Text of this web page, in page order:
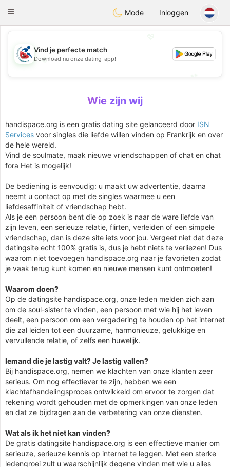
Handi Space
Toggle
Mode Inloggen
💖
💕
Vind je perfecte match
Download nu onze dating-app!
Wie zijn wij
handispace.org is een gratis dating site gelanceerd door ISN
Services voor singles die liefde willen vinden op Frankrijk en over
de hele wereld.
Vind de soulmate, maak nieuwe vriendschappen of chat en chat
fora Het is mogelijk!
De bediening is eenvoudig: u maakt uw advertentie, daarna
neemt u contact op met de singles waarmee u een
liefdesaffiniteit of vriendschap hebt.
Als je een persoon bent die op zoek is naar de ware liefde van
zijn leven, een serieuze relatie, flirten, verleiden of een simpele
vriendschap, dan is deze site iets voor jou. Vergeet niet dat deze
datingsite echt 100% gratis is, dus je hebt niets te verliezen! Dus
waarom niet toevoegen handispace.org naar je favorieten zodat
je vaak terug kunt komen en nieuwe mensen kunt ontmoeten!
Waarom doen?
Op de datingsite handispace.org, onze leden melden zich aan
om de soul-sister te vinden, een persoon met wie hij het leven
deelt, een persoon om een vergadering te houden op het internet
die zal leiden tot een duurzame, harmonieuze, gelukkige en
vervullende relatie, of zelfs een huwelijk.
Iemand die je lastig valt? Je lastig vallen?
Bij handispace.org, nemen we klachten van onze klanten zeer
serieus. Om nog effectiever te zijn, hebben we een
klachtafhandelingsproces ontwikkeld om ervoor te zorgen dat
rekening wordt gehouden met de opmerkingen van onze leden
en dat ze bijdragen aan de verbetering van onze diensten.
Wat als ik het niet kan vinden?
De gratis datingsite handispace.org is een effectieve manier om
serieuze, serieuze kennis op internet te leggen. Met een sterke
ledengroei zult u waarschijnlijk degene vinden met wie u alles